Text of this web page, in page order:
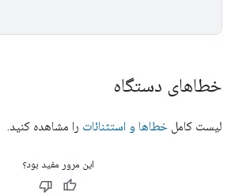
خطاهای دستگاه
لیست کامل خطاها و استثنائات را مشاهده کنید.
این مرور مفید بود؟